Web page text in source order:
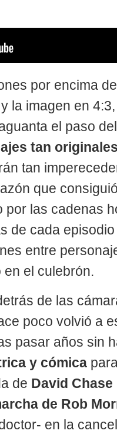
por encima
la imagen en 4:3,
el paso
tan
tan
que
por las cadenas
de cada
entre
el culebrón.
de las
poco volvió a
pasar años sin
y cómica
de David Chase
de Rob
en la